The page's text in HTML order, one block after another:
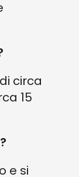
circa
15
e si